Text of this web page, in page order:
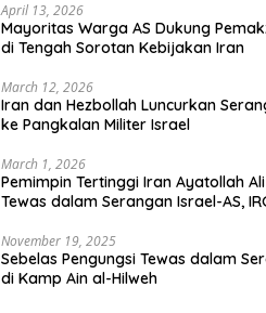
April 13, 2026
Mayoritas Warga AS Dukung
di Tengah Sorotan Kebijakan Iran
March 12, 2026
Iran dan Hezbollah Luncurkan
ke Pangkalan Militer Israel
March 1, 2026
Pemimpin Tertinggi Iran Ayatollah
Tewas dalam Serangan Israel-AS,
November 19, 2025
Sebelas Pengungsi Tewas dalam
di Kamp Ain al-Hilweh